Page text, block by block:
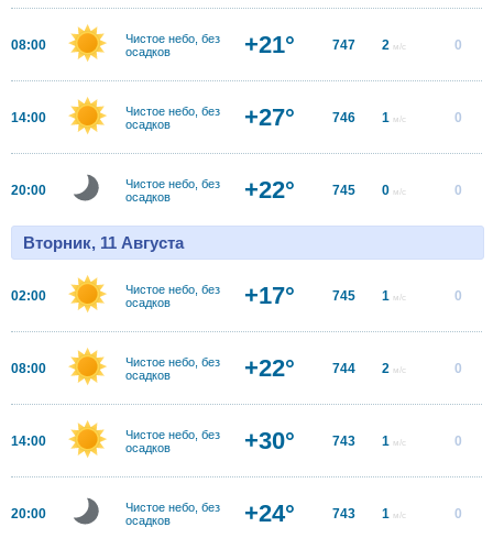
08:00
Чистое небо, без
осадков
+21° 747 2 м/с 0
14:00
Чистое небо, без
осадков
+27° 746 1 м/с 0
20:00
Чистое небо, без
осадков
+22° 745 0 м/с 0
Вторник, 11 Августа
02:00
Чистое небо, без
осадков
+17° 745 1 м/с 0
08:00
Чистое небо, без
осадков
+22° 744 2 м/с 0
14:00
Чистое небо, без
осадков
+30° 743 1 м/с 0
20:00
Чистое небо, без
осадков
+24° 743 1 м/с 0